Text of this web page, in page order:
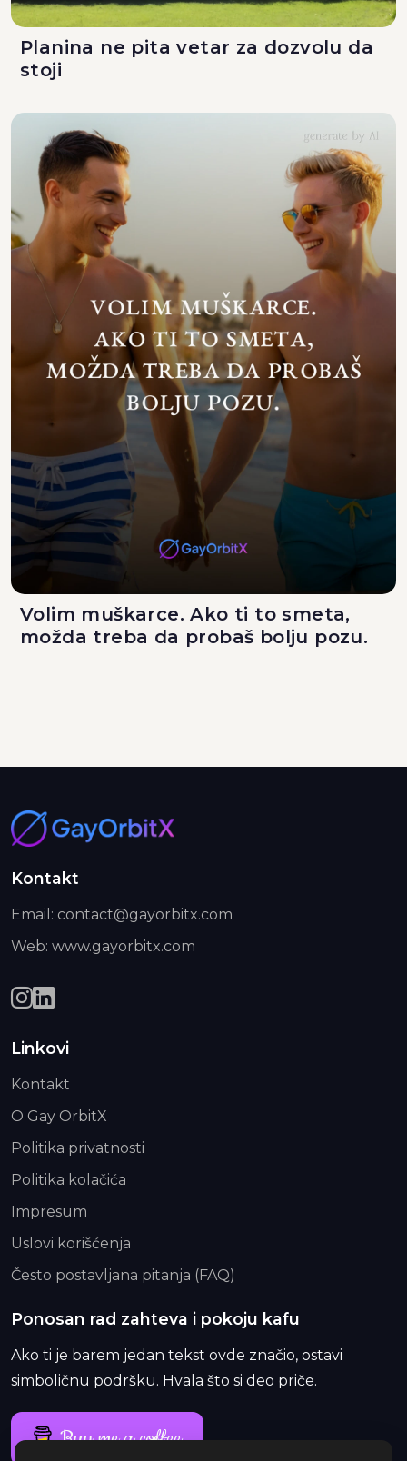
Planina ne pita vetar za dozvolu da
stoji
Volim muškarce. Ako ti to smeta,
možda treba da probaš bolju pozu.
Kontakt
Email: contact@gayorbitx.com
Web: www.gayorbitx.com
Linkovi
Kontakt
O Gay OrbitX
Politika privatnosti
Politika kolačića
Impresum
Uslovi korišćenja
Često postavljana pitanja (FAQ)
Ponosan rad zahteva i pokoju kafu
Ako ti je barem jedan tekst ovde značio, ostavi
simboličnu podršku. Hvala što si deo priče.
Buy me a coffee